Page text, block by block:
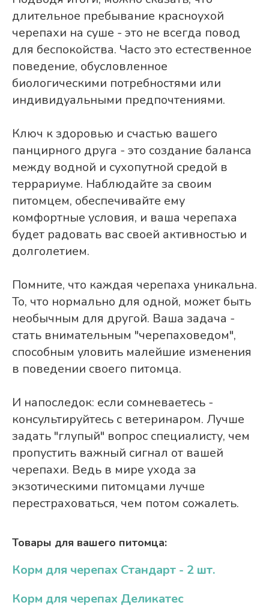
длительное пребывание красноухой
черепахи на суше - это не всегда повод
для беспокойства. Часто это естественное
поведение, обусловленное
биологическими потребностями или
индивидуальными предпочтениями.
Ключ к здоровью и счастью вашего
панцирного друга - это создание баланса
между водной и сухопутной средой в
террариуме. Наблюдайте за своим
питомцем, обеспечивайте ему
комфортные условия, и ваша черепаха
будет радовать вас своей активностью и
долголетием.
Помните, что каждая черепаха уникальна.
То, что нормально для одной, может быть
необычным для другой. Ваша задача -
стать внимательным "черепаховедом",
способным уловить малейшие изменения
в поведении своего питомца.
И напоследок: если сомневаетесь -
консультируйтесь с ветеринаром. Лучше
задать "глупый" вопрос специалисту, чем
пропустить важный сигнал от вашей
черепахи. Ведь в мире ухода за
экзотическими питомцами лучше
перестраховаться, чем потом сожалеть.
Товары для вашего питомца:
Корм для черепах Стандарт - 2 шт.
Корм для черепах Деликатес